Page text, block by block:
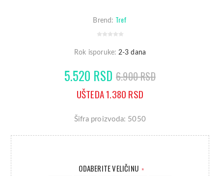
Brend: Tref
Rok isporuke: 2-3 dana
5.520 RSD 6.900 RSD
UŠTEDA 1.380 RSD
Šifra proizvoda: 5050
ODABERITE VELIČINU *